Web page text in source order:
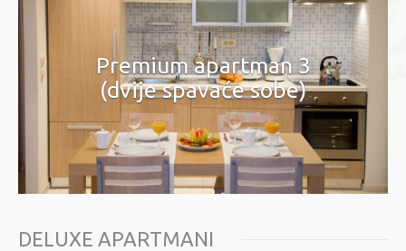
Premium apartman 3
(dvije spavaće sobe)
DELUXE APARTMANI